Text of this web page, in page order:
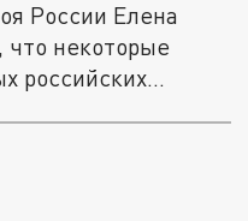
России Елена
что некоторые
российских...